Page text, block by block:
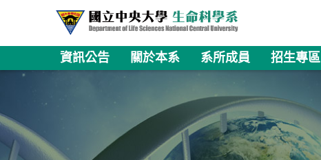
資訊公告 關於本系 系所成員 招生專區